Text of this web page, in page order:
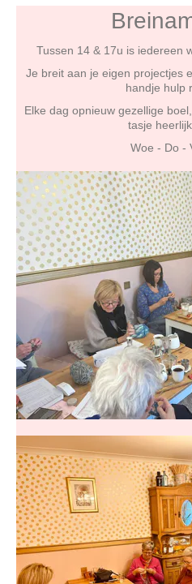
Tussen 14 & 17u is iedereen
Je breit aan je eigen projectjes
handje hulp
Elke dag opnieuw gezellige
tasje
Woe - Do -